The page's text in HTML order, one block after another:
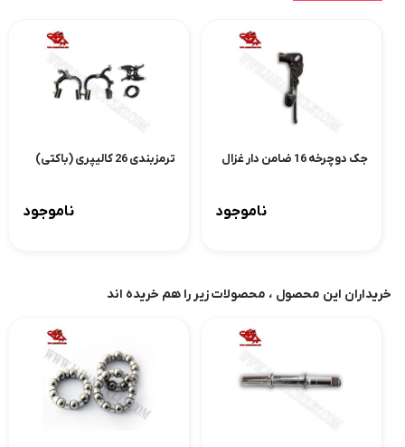
جک دوچرخه 16 ضامن دار غزال
ناموجود
ترمزبندی 26 کالیپری (باکتی)
ناموجود
خریداران این محصول ، محصولات زیر را هم خریده اند